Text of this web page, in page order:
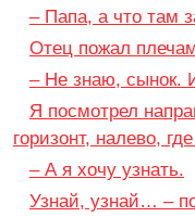
– Папа, а что там
Отец пожал
– Не знаю, сынок.
Я посмотрел
горизонт, налево,
– А я хочу узнать.
Узнай, узнай… –